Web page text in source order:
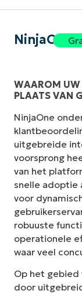
NinjaOne
WAAROM UW
PLAATS VAN
NinjaOne
uitgebreide
voorsprong
van het
snelle adoptie
voor
robuuste
operationele
waar veel
Op het gebied
door